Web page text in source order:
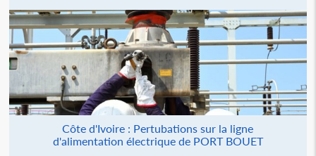
Côte d'Ivoire : Pertubations sur la ligne
d'alimentation électrique de PORT BOUET